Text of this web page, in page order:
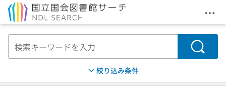
メ
検索
絞り込み条件